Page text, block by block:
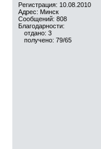
Регистрация: 10.08.2010
Адрес: Минск
Сообщений: 808
Благодарности:
отдано: 3
получено: 79/65